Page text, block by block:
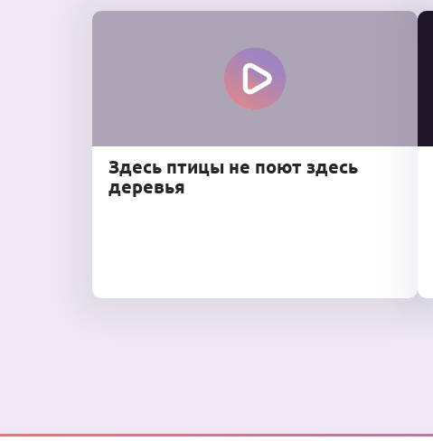
Здесь птицы не поют здесь
деревья